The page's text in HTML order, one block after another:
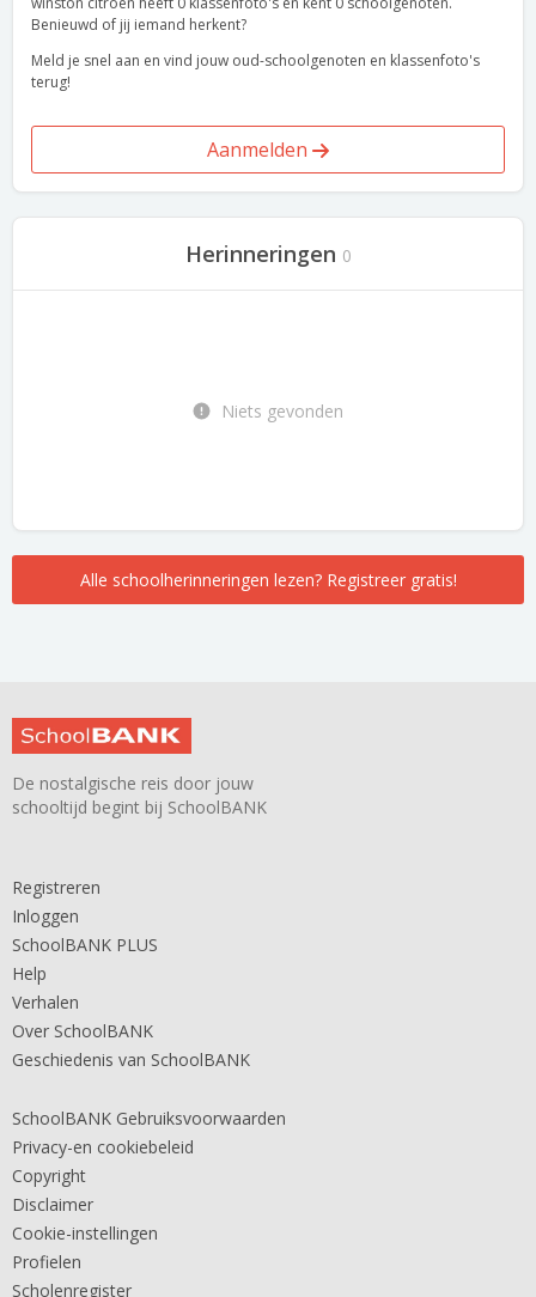
Benieuwd of jij iemand herkent?
Meld je snel aan en vind jouw oud-schoolgenoten en klassenfoto's
terug!
Aanmelden
Herinneringen 0
Niets gevonden
Alle schoolherinneringen lezen? Registreer gratis!
De nostalgische reis door jouw
schooltijd begint bij SchoolBANK
Registreren
Inloggen
SchoolBANK PLUS
Help
Verhalen
Over SchoolBANK
Geschiedenis van SchoolBANK
SchoolBANK Gebruiksvoorwaarden
Privacy-en cookiebeleid
Copyright
Disclaimer
Cookie-instellingen
Profielen
Scholenregister